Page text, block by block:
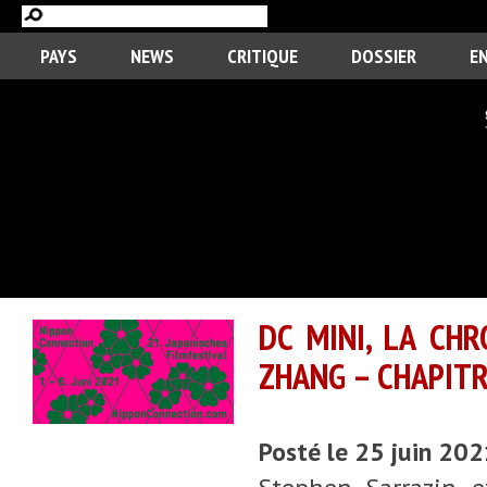
PAYS NEWS CRITIQUE DOSSIER
DC MINI, LA
ZHANG –
Posté le 25 juin